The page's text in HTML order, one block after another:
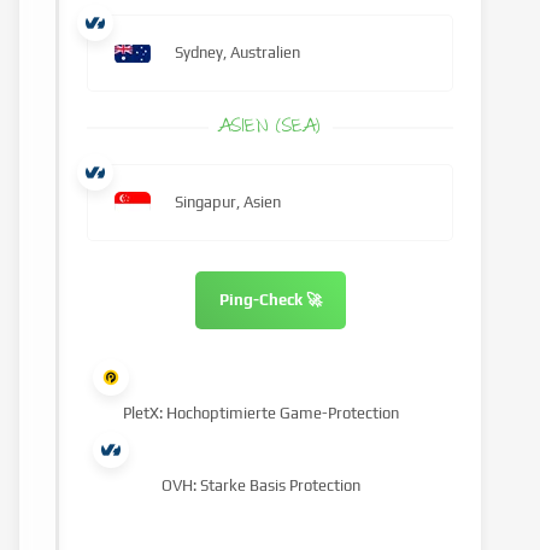
Sydney, Australien
ASIEN (SEA)
Singapur, Asien
Ping-Check 🚀
PletX: Hochoptimierte Game-Protection
OVH: Starke Basis Protection